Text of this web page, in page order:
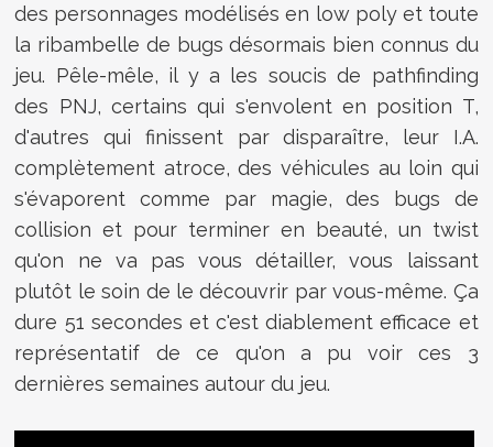
des personnages modélisés en low poly et toute
la ribambelle de bugs désormais bien connus du
jeu. Pêle-mêle, il y a les soucis de pathfinding
des PNJ, certains qui s'envolent en position T,
d'autres qui finissent par disparaître, leur I.A.
complètement atroce, des véhicules au loin qui
s'évaporent comme par magie, des bugs de
collision et pour terminer en beauté, un twist
qu'on ne va pas vous détailler, vous laissant
plutôt le soin de le découvrir par vous-même. Ça
dure 51 secondes et c'est diablement efficace et
représentatif de ce qu'on a pu voir ces 3
dernières semaines autour du jeu.